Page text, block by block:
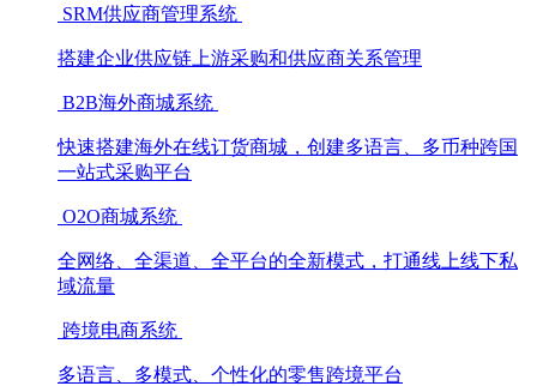
SRM供应商管理系统
搭建企业供应链上游采购和供应商关系管理
B2B海外商城系统
快速搭建海外在线订货商城，创建多语言、多币种跨国
一站式采购平台
O2O商城系统
全网络、全渠道、全平台的全新模式，打通线上线下私
域流量
跨境电商系统
多语言、多模式、个性化的零售跨境平台